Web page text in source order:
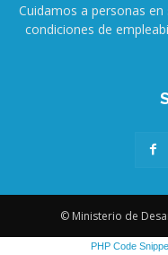
Cuidamos a personas
condiciones de
© Ministerio de
PHP Code